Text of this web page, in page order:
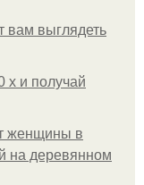
выглядеть
х и получай
женщины в
на деревянном